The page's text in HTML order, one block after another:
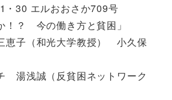
・30 エルおおさか709号
！？ 今の働き方と貧困」
子（和光大学教授） 小久保
湯浅誠（反貧困ネットワーク